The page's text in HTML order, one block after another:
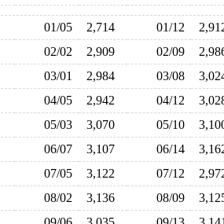
01/05 2,714 01/12
02/02 2,909 02/09
03/01 2,984 03/08
04/05 2,942 04/12
05/03 3,070 05/10
06/07 3,107 06/14
07/05 3,122 07/12
08/02 3,136 08/09